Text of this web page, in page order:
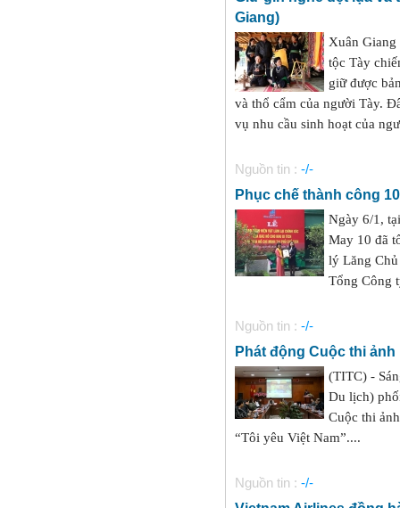
Giang)
Xuân
tộc Tày
giữ được
và thổ cẩm của người Tày.
vụ nhu cầu sinh hoạt của
Nguồn tin : -/-
Phục chế thành công
Ngày 6/1,
May 10 đã
lý Lăng
Tổng Công
Nguồn tin : -/-
Phát động Cuộc thi
(TITC) -
Du lịch)
Cuộc thi
“Tôi yêu Việt Nam”....
Nguồn tin : -/-